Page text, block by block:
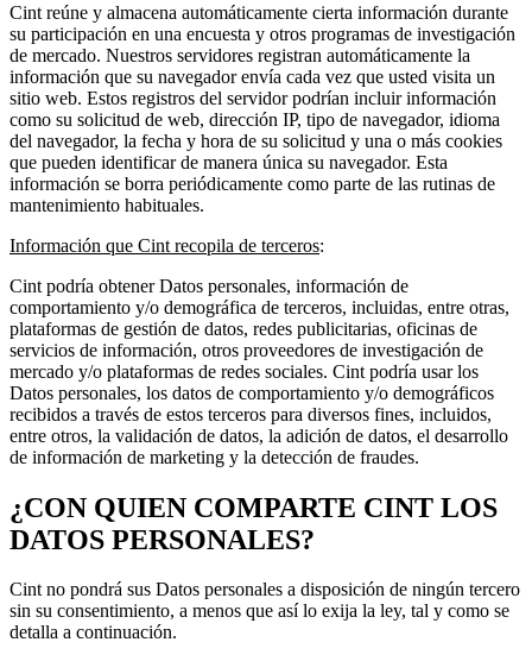
Cint reúne y almacena automáticamente cierta información durante
su participación en una encuesta y otros programas de investigación
de mercado. Nuestros servidores registran automáticamente la
información que su navegador envía cada vez que usted visita un
sitio web. Estos registros del servidor podrían incluir información
como su solicitud de web, dirección IP, tipo de navegador, idioma
del navegador, la fecha y hora de su solicitud y una o más cookies
que pueden identificar de manera única su navegador. Esta
información se borra periódicamente como parte de las rutinas de
mantenimiento habituales.
Información que Cint recopila de terceros:
Cint podría obtener Datos personales, información de
comportamiento y/o demográfica de terceros, incluidas, entre otras,
plataformas de gestión de datos, redes publicitarias, oficinas de
servicios de información, otros proveedores de investigación de
mercado y/o plataformas de redes sociales. Cint podría usar los
Datos personales, los datos de comportamiento y/o demográficos
recibidos a través de estos terceros para diversos fines, incluidos,
entre otros, la validación de datos, la adición de datos, el desarrollo
de información de marketing y la detección de fraudes.
¿CON QUIEN COMPARTE CINT LOS
DATOS PERSONALES?
Cint no pondrá sus Datos personales a disposición de ningún tercero
sin su consentimiento, a menos que así lo exija la ley, tal y como se
detalla a continuación.